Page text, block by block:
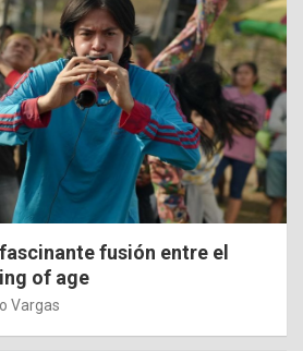
fusión entre el
of age
Vargas